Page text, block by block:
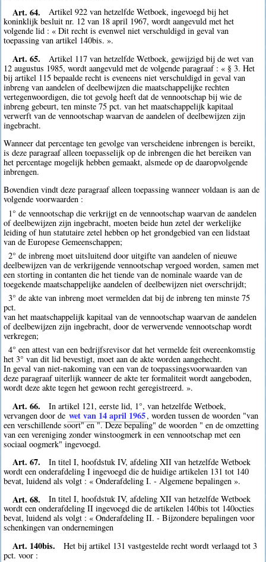
Art. 64.
Artikel 922 van hetzelfde Wetboek, ingevoegd bij het
koninklijk besluit nr. 12 van 18 april 1967, wordt aangevuld met het
volgende lid : « Dit recht is evenwel niet verschuldigd in geval van
toepassing van artikel 140bis. ».
Art. 65.
Artikel 117 van hetzelfde Wetboek, gewijzigd bij de wet van
12 augustus 1985, wordt aangevuld met de volgende paragraaf : « § 3. Het
bij artikel 115 bepaalde recht is eveneens niet verschuldigd in geval van
inbreng van aandelen of deelbewijzen die maatschappelijke rechten
vertegenwoordigen, die tot gevolg heeft dat de vennootschap bij wie de
inbreng gebeurt, ten minste 75 pct. van het maatschappelijk kapitaal
verwerft van de vennootschap waarvan de aandelen of deelbewijzen zijn
ingebracht.
Wanneer dat percentage ten gevolge van verscheidene inbrengen is bereikt,
is deze paragraaf alleen toepasselijk op de inbrengen die het bereiken van
het percentage mogelijk hebben gemaakt, alsmede op de daaropvolgende
inbrengen.
Bovendien vindt deze paragraaf alleen toepassing wanneer voldaan is aan de
volgende voorwaarden :
1° de vennootschap die verkrijgt en de vennootschap waarvan de aandelen
of deelbewijzen zijn ingebracht, moeten beide hun zetel der werkelijke
leiding of hun statutaire zetel hebben op het grondgebied van een lidstaat
van de Europese Gemeenschappen;
2° de inbreng moet uitsluitend door uitgifte van aandelen of nieuwe
deelbewijzen van de verkrijgende vennootschap vergoed worden, samen met
een storting in contanten die het tiende van de nominale waarde van de
toegekende maatschappelijke aandelen of deelbewijzen niet overschrijdt;
3° de akte van inbreng moet vermelden dat bij de inbreng ten minste 75
pct.
van het maatschappelijk kapitaal van de vennootschap waarvan de aandelen
of deelbewijzen zijn ingebracht, door de verwervende vennootschap wordt
verkregen;
4° een attest van een bedrijfsrevisor dat het vermelde feit overeenkomstig
het 3° van dit lid bevestigt, moet aan de akte worden aangehecht.
In geval van niet-nakoming van een van de toepassingsvoorwaarden van
deze paragraaf uiterlijk wanneer de akte ter formaliteit wordt aangeboden,
wordt deze akte tegen het gewoon recht geregistreerd. ».
Art. 66.
In artikel 121, eerste lid, 1°, van hetzelfde Wetboek,
vervangen door de wet van 14 april 1965, worden tussen de woorden "van
een verschillende soort" en ". Deze bepaling" de woorden " en de omzetting
van een vereniging zonder winstoogmerk in een vennootschap met een
sociaal oogmerk" ingevoegd.
Art. 67.
In titel I, hoofdstuk IV, afdeling XII van hetzelfde Wetboek
wordt een onderafdeling I ingevoegd die de huidige artikelen 131 tot 140
bevat, luidend als volgt : « Onderafdeling I. - Algemene bepalingen ».
Art. 68.
In titel I, hoofdstuk IV, afdeling XII van hetzelfde Wetboek
wordt een onderafdeling II ingevoegd die de artikelen 140bis tot 140octies
bevat, luidend als volgt : « Onderafdeling II. - Bijzondere bepalingen voor
schenkingen van ondernemingen
Art. 140bis.
Het bij artikel 131 vastgestelde recht wordt verlaagd tot 3
pct. voor :